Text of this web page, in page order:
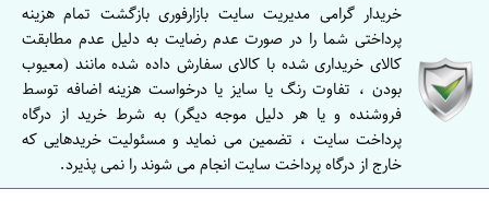
ا
ص
ف
ه
ا
ن
خریدار گرامی مدیریت سایت بازارفوری بازگشت تمام هزینه
پرداختی شما را در صورت عدم رضایت به دلیل عدم مطابقت
کالای خریداری شده با کالای سفارش داده شده مانند (معیوب
بودن ، تفاوت رنگ یا سایز یا درخواست هزینه اضافه توسط
فروشنده و یا هر دلیل موجه دیگر) به شرط خرید از درگاه
پرداخت سایت ، تضمین می نماید و مسئولیت خریدهایی که
خارج از درگاه پرداخت سایت انجام می شوند را نمی پذیرد.